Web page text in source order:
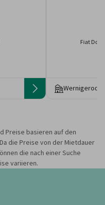
Fiat
Wernigerode
Preise basieren auf den
die Preise von der Mietdauer
die nach einer Suche
variieren.